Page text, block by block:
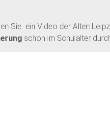
Sie ein Video der Alten
schon im Schulalter